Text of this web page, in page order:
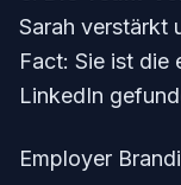
Sarah verstärkt
Fact: Sie ist die
LinkedIn
Employer